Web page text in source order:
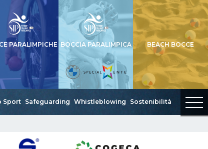
PARALIMPICHE BOCCIA PARALIMPICA BEACH BOCCE
Sport Safeguarding Whistleblowing Sostenibilità